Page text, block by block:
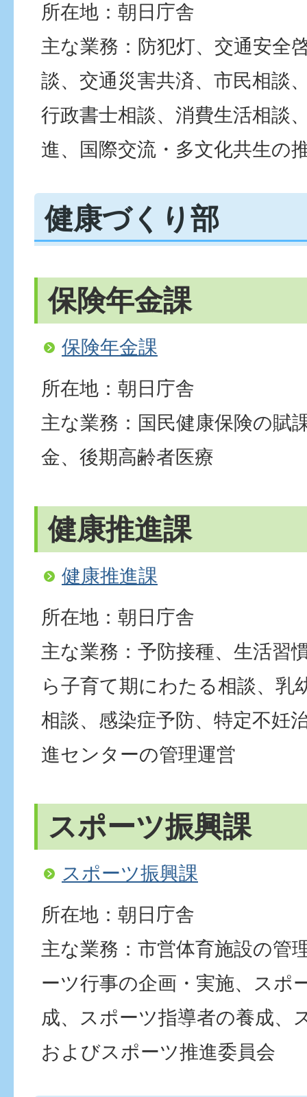
所在地：朝日庁舎
主な業務：防犯灯、交通安全
談、交通災害共済、市民相談
行政書士相談、消費生活相談
進、国際交流・多文化共生の
健康づくり部
保険年金課
保険年金課
所在地：朝日庁舎
主な業務：国民健康保険の賦
金、後期高齢者医療
健康推進課
健康推進課
所在地：朝日庁舎
主な業務：予防接種、生活習
ら子育て期にわたる相談、乳
相談、感染症予防、特定不妊
進センターの管理運営
スポーツ振興課
スポーツ振興課
所在地：朝日庁舎
主な業務：市営体育施設の管
ーツ行事の企画・実施、スポ
成、スポーツ指導者の養成、
およびスポーツ推進委員会